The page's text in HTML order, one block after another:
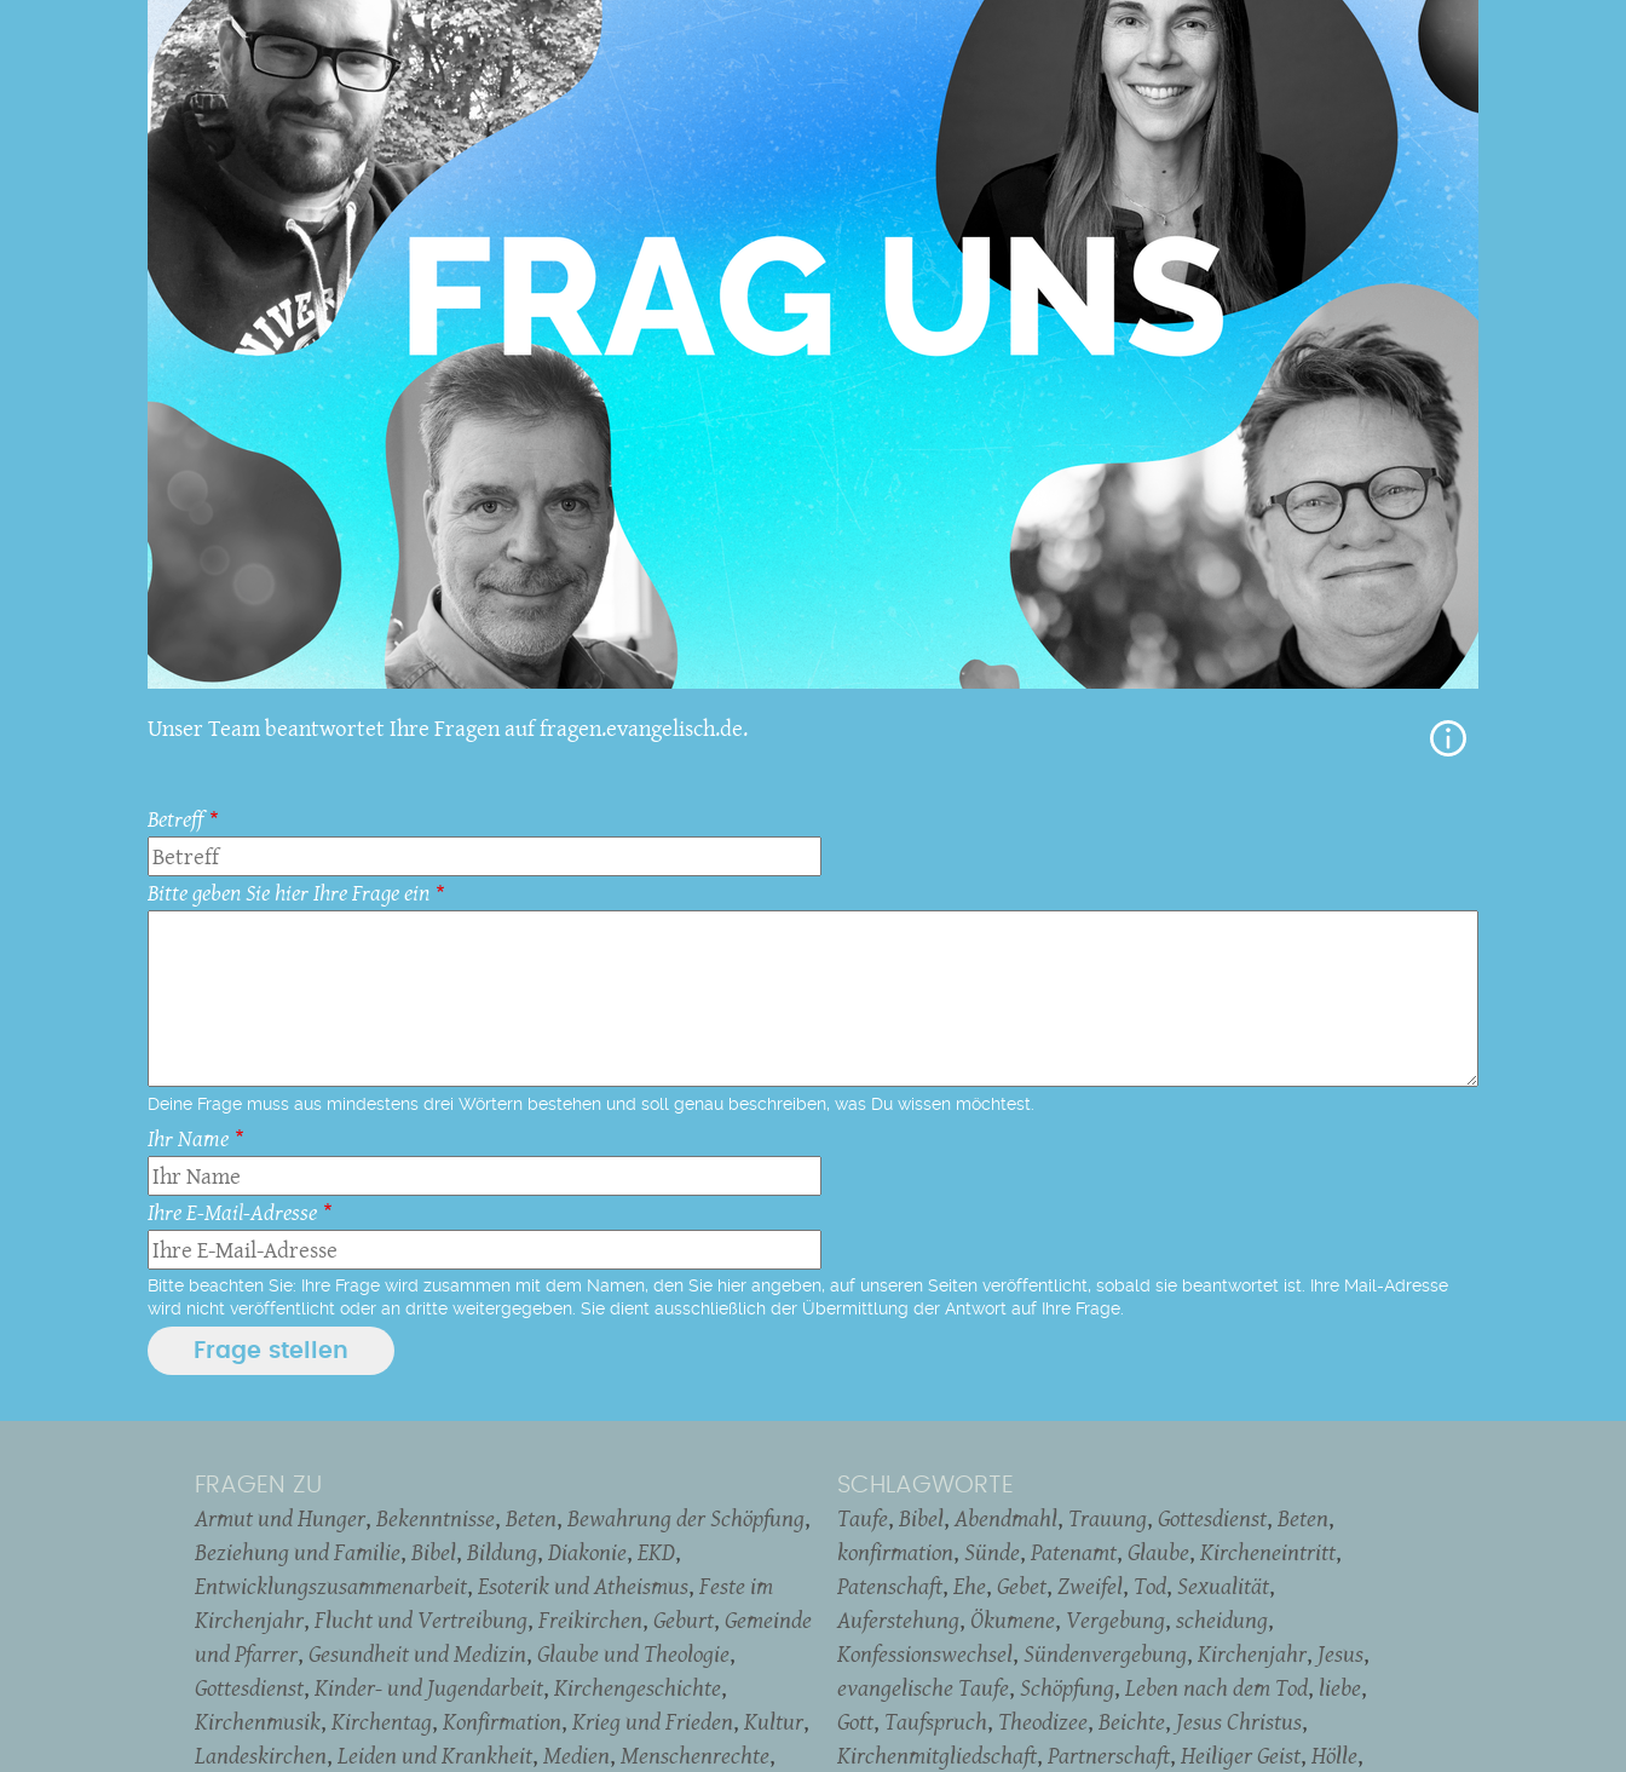
Unser Team beantwortet Ihre Fragen auf fragen.evangelisch.de.
Betreff
Bitte geben Sie hier Ihre Frage ein
Deine Frage muss aus mindestens drei Wörtern bestehen und soll genau beschreiben, was Du wissen möchtest.
Ihr Name
Ihre E-Mail-Adresse
Bitte beachten Sie: Ihre Frage wird zusammen mit dem Namen, den Sie hier angeben, auf unseren Seiten veröffentlicht, sobald sie beantwortet ist. Ihre Mail-Adresse
wird nicht veröffentlicht oder an dritte weitergegeben. Sie dient ausschließlich der Übermittlung der Antwort auf Ihre Frage.
FRAGEN ZU
Armut und Hunger Bekenntnisse Beten Bewahrung der Schöpfung
Beziehung und Familie Bibel Bildung Diakonie EKD
Entwicklungszusammenarbeit Esoterik und Atheismus Feste im
Kirchenjahr Flucht und Vertreibung Freikirchen Geburt Gemeinde
und Pfarrer Gesundheit und Medizin Glaube und Theologie
Gottesdienst Kinder- und Jugendarbeit Kirchengeschichte
Kirchenmusik Kirchentag Konfirmation Krieg und Frieden Kultur
Landeskirchen Leiden und Krankheit Medien Menschenrechte
SCHLAGWORTE
Taufe Bibel Abendmahl Trauung Gottesdienst Beten
konfirmation Sünde Patenamt Glaube Kircheneintritt
Patenschaft Ehe Gebet Zweifel Tod Sexualität
Auferstehung Ökumene Vergebung scheidung
Konfessionswechsel Sündenvergebung Kirchenjahr Jesus
evangelische Taufe Schöpfung Leben nach dem Tod liebe
Gott Taufspruch Theodizee Beichte Jesus Christus
Kirchenmitgliedschaft Partnerschaft Heiliger Geist Hölle